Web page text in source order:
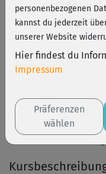
Stefanie Rohr
personenbezogenen
kannst du jederzeit
unserer Website
Hier findest du
Impressum
Präferenzen
wählen